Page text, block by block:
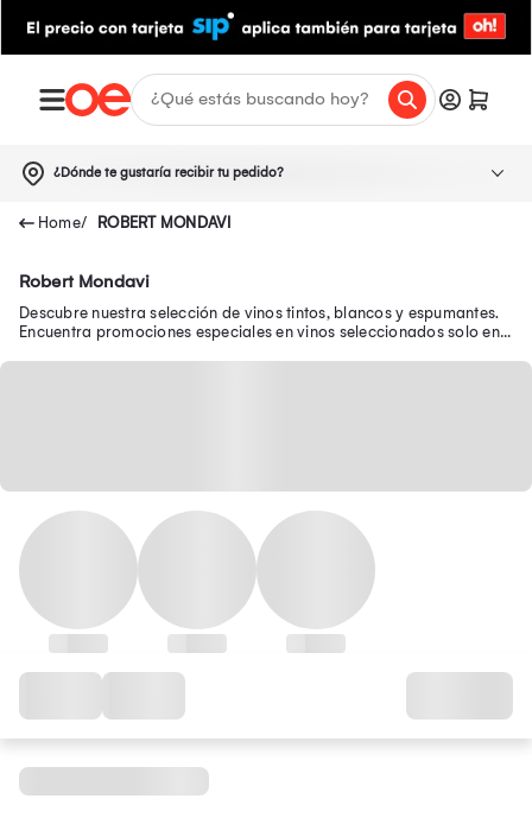
¿Dónde te gustaría recibir tu pedido?
ROBERT MONDAVI
Robert Mondavi
Descubre nuestra selección de vinos tintos, blancos y espumantes.
Encuentra promociones especiales en vinos seleccionados solo en